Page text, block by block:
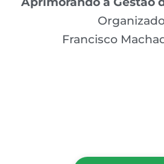
Francisco